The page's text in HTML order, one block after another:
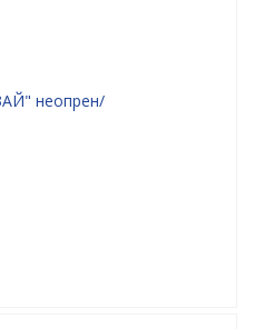
неопрен/